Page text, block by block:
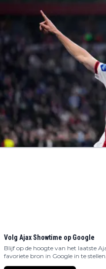
Volg Ajax Showtime op Google
Blijf op de hoogte van het laatste
favoriete bron in Google in te stellen.